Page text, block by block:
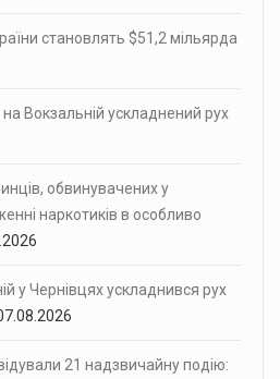
становлять $51,2 мільярда
Вокзальній ускладнений рух
обвинувачених у
наркотиків в особливо
у Чернівцях ускладнився рух
21 надзвичайну подію: